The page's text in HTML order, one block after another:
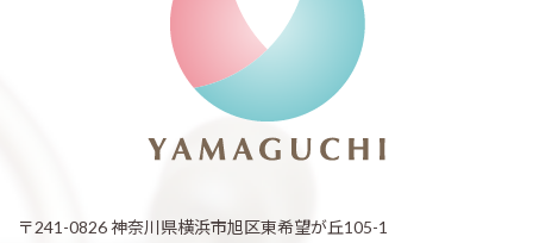
〒241-0826 神奈川県横浜市旭区東希望が丘105-1